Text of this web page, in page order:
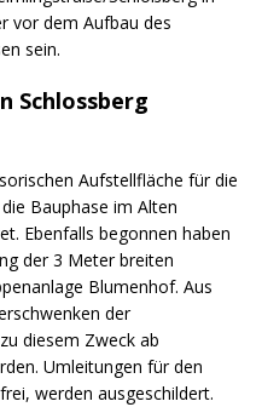
vor dem Aufbau des
sein.
Schlossberg
Aufstellfläche für die
Bauphase im Alten
Ebenfalls begonnen haben
der 3 Meter breiten
Blumenhof. Aus
der
diesem Zweck ab
Umleitungen für den
werden ausgeschildert.